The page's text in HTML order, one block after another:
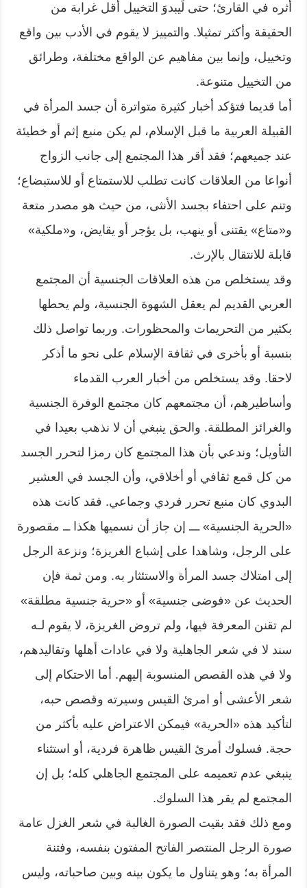
أثره في القارئ؛ حتى لَيبدوَ التخييل أقل غرابة من
الحقيقة وأكثر تمثيلا. والتمييز لا يقوم في الأدب بين واقع
وتخييل، وإنما بين مفاهيم عن الواقع مختلفة، وطرائق
من التخييل متنوعة.
أما قديما فتؤكد أخبار كثيرة متواترة أن جسد المرأة في
القبيلة العربية ما قبل الإسلام، لم يكن منبع إثم أو خطيئة
عند جميعهم؛ فقد أقر هذا المجتمع إلى جانب الزواج
أنواعا من العلاقات كانت تطلب للاستمتاع أو للاستبضاع؛
وتنم على احتفاء بجسد الأنثى، من حيث هو مصدر متعة
و«متاع» يقتنى أو ينهب، بل يؤجر أو يقايض، و«ملكية»
قابلة للانتقال بالإرث.
وقد يستخلص من هذه العلاقات الجنسية أن المجتمع
العربي القديم لم يعقل الشهوة الجنسية، ولم يحطها
بكثير من التحريمات والمحظورات. وربما تواصل ذلك
بنسبة أو بأخرى في ثقافة الإسلام على نحو ما أذكر
لاحقا. وقد يستخلص من أخبار العرب القدماء
وأساطيرهم، أن مجتمعهم كان مجتمع الوفرة الجنسية
والغرائز المطلقة. والحق ينبغي أن لا نذهب بعيدا في
التأويل؛ وندعي بأن هذا المجتمع كان رمزا لتحرر الجسد
من كل قمع ثقافي أو أخلاقي، وأن الجسد في العشير
البدوي كان منبع تحرر فردي وجماعي. فقد كانت هذه
«الحرية الجنسية» ـــ إن جاز أن نسميها هكذا ــ مقصورة
على الرجل، وشاهدا على إشباع الغريزة؛ ونزعة الرجل
إلى امتلاك جسد المرأة والاستئثار به. ومن ثمة فإن
الحديث عن «فوضى جنسية» أو «حرية جنسية مطلقة»
لم تقنن المعرفة فيها، ولم تروض الغريزة، لا يقوم لـه
سند لا في شعر الجاهلية ولا في عادات أهلها وتقاليدهم،
ولا في هذه القصص المنسوبة إليهم. أما الاحتكام إلى
شعر الأعشى أو امرئ القيس وسيرته وقصص حبه،
لتأكيد هذه «الحرية» فيمكن الاعتراض عليه بأكثر من
حجة. فسلوك أمرئ القيس ظاهرة فردية، أو استثناء
ينبغي عدم تعميمه على المجتمع الجاهلي كله؛ بل إن
المجتمع لم يقر هذا السلوك.
ومع ذلك فقد بقيت الصورة الغالبة في شعر الغزل عامة
صورة الرجل المنتصر الفاتح المفتون بنفسه، وفتنة
المرأة به؛ وهو يتناول ما يكون بينه وبين صاحباته، وليس